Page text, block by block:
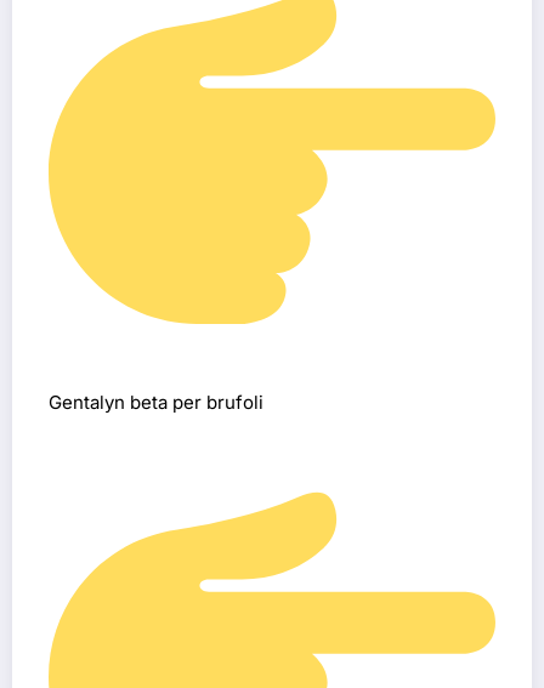
Gentalyn beta per brufoli